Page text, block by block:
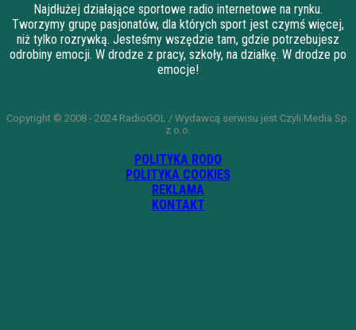
Najdłużej działające sportowe radio internetowe na rynku.
Tworzymy grupę pasjonatów, dla których sport jest czymś więcej,
niż tylko rozrywką. Jesteśmy wszędzie tam, gdzie potrzebujesz
odrobiny emocji. W drodze z pracy, szkoły, na działkę. W drodze po
emocje!
Copyright © 2008 - 2024 RadioGOL / Wydawcą serwisu jest Czyli Media Sp.
z o.o.
POLITYKA RODO
POLITYKA COOKIES
REKLAMA
KONTAKT